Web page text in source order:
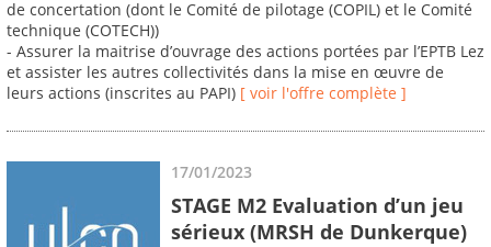
de concertation (dont le Comité de pilotage (COPIL) et le Comité
technique (COTECH))
- Assurer la maitrise d’ouvrage des actions portées par l’EPTB Lez
et assister les autres collectivités dans la mise en œuvre de
leurs actions (inscrites au PAPI) [ voir l'offre complète ]
17/01/2023
STAGE M2 Evaluation d’un jeu
sérieux (MRSH de Dunkerque)